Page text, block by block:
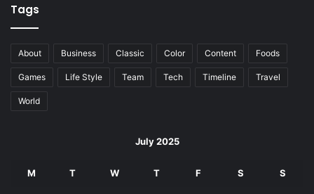
Tags
About Business Classic Color Content Foods
Games Life Style Team Tech Timeline Travel
World
July 2025
M T W T F S S